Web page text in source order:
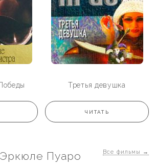
Третья девушка
ЧИТАТЬ
Пуаро Все фильмы →